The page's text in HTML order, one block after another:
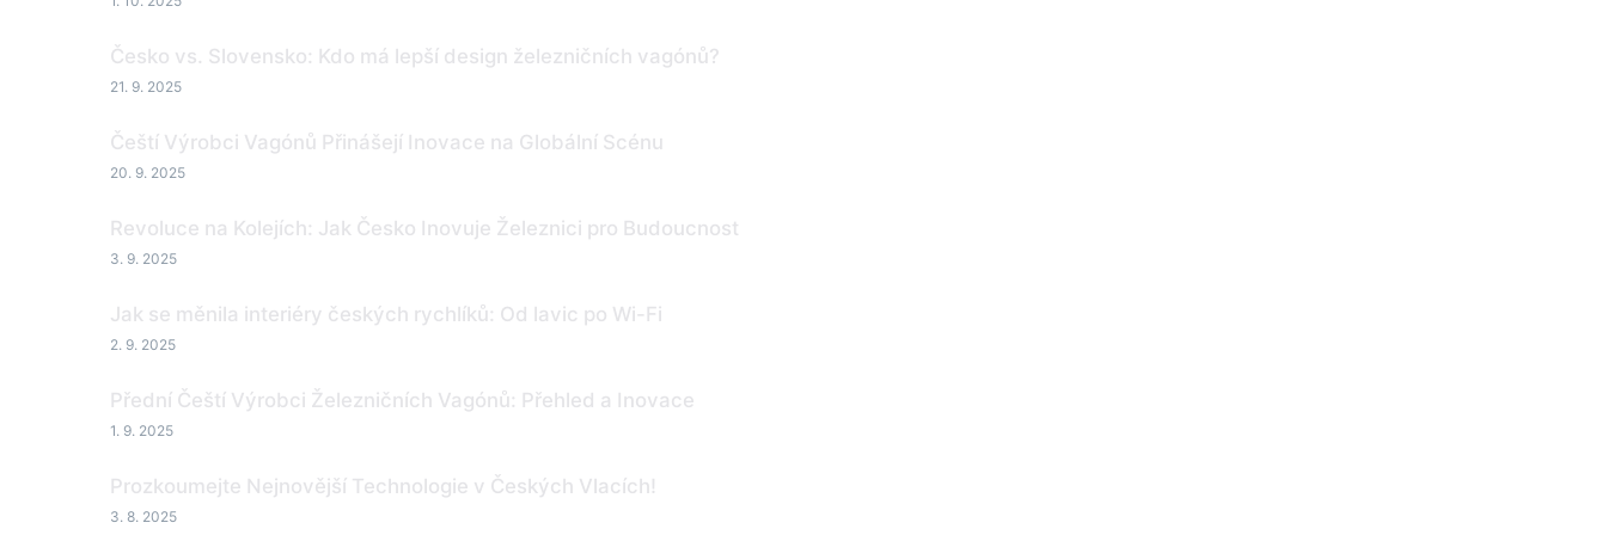
Česko vs. Slovensko: Kdo má lepší design železničních vagónů?
21. 9. 2025
Čeští Výrobci Vagónů Přinášejí Inovace na Globální Scénu
20. 9. 2025
Revoluce na Kolejích: Jak Česko Inovuje Železnici pro Budoucnost
3. 9. 2025
Jak se měnila interiéry českých rychlíků: Od lavic po Wi-Fi
2. 9. 2025
Přední Čeští Výrobci Železničních Vagónů: Přehled a Inovace
1. 9. 2025
Prozkoumejte Nejnovější Technologie v Českých Vlacích!
3. 8. 2025